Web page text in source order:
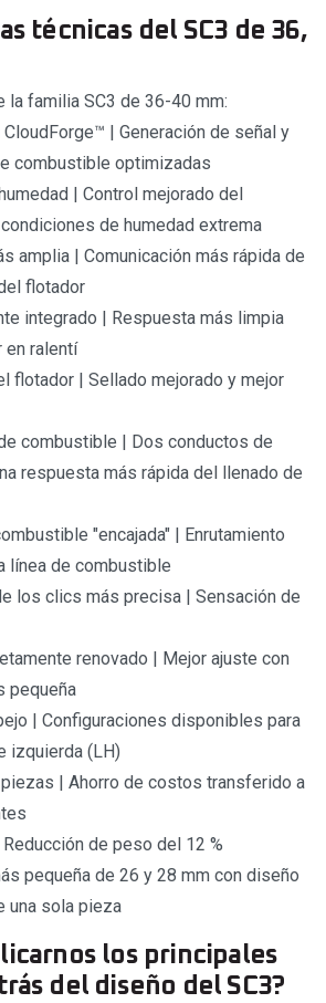
técnicas del SC3 de 36,
la familia SC3 de 36-40 mm:
| Generación de señal y
combustible optimizadas
| Control mejorado del
de humedad extrema
amplia | Comunicación más rápida de
flotador
integrado | Respuesta más limpia
en ralentí
flotador | Sellado mejorado y mejor
combustible | Dos conductos de
respuesta más rápida del llenado de
"encajada" | Enrutamiento
línea de combustible
los clics más precisa | Sensación de
renovado | Mejor ajuste con
pequeña
| Configuraciones disponibles para
izquierda (LH)
| Ahorro de costos transferido a
de peso del 12 %
pequeña de 26 y 28 mm con diseño
una sola pieza
los principales
del diseño del SC3?